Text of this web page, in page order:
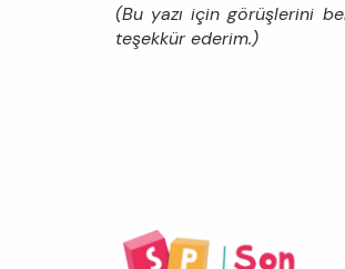
(Bu yazı için görüşlerini
teşekkür ederim.)